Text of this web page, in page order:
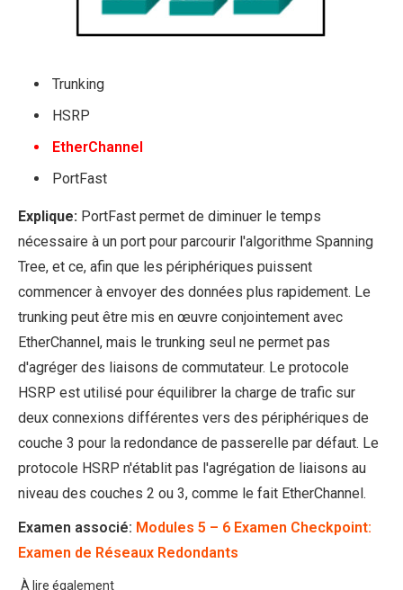
Trunking
HSRP
EtherChannel
PortFast
Explique: PortFast permet de diminuer le temps
nécessaire à un port pour parcourir l'algorithme Spanning
Tree, et ce, afin que les périphériques puissent
commencer à envoyer des données plus rapidement. Le
trunking peut être mis en œuvre conjointement avec
EtherChannel, mais le trunking seul ne permet pas
d'agréger des liaisons de commutateur. Le protocole
HSRP est utilisé pour équilibrer la charge de trafic sur
deux connexions différentes vers des périphériques de
couche 3 pour la redondance de passerelle par défaut. Le
protocole HSRP n'établit pas l'agrégation de liaisons au
niveau des couches 2 ou 3, comme le fait EtherChannel.
Examen associé: Modules 5 – 6 Examen Checkpoint:
Examen de Réseaux Redondants
À lire également